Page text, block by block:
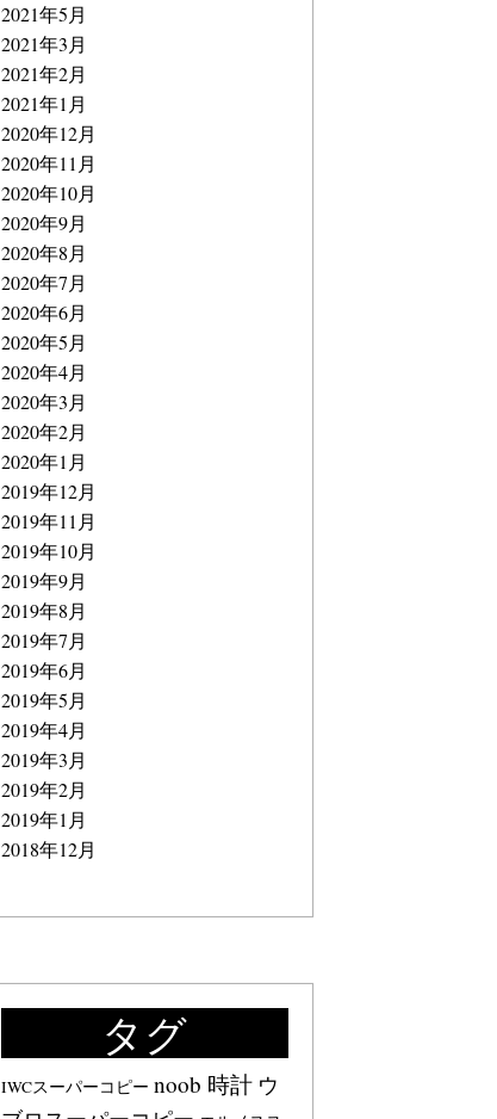
2021年5月
2021年3月
2021年2月
2021年1月
2020年12月
2020年11月
2020年10月
2020年9月
2020年8月
2020年7月
2020年6月
2020年5月
2020年4月
2020年3月
2020年2月
2020年1月
2019年12月
2019年11月
2019年10月
2019年9月
2019年8月
2019年7月
2019年6月
2019年5月
2019年4月
2019年3月
2019年2月
2019年1月
2018年12月
タグ
IWCスーパーコピー noob 時計 ウ